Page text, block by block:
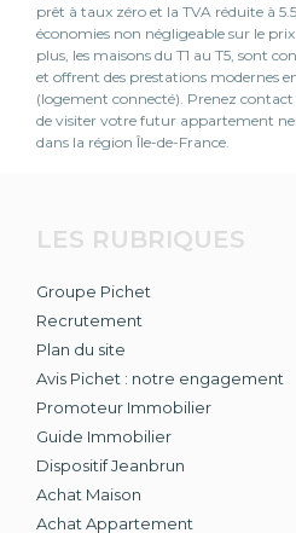
prêt à taux zéro et la TVA réduite à
économies non négligeable sur le
plus, les maisons du T1 au T5, sont
et offrent des prestations modernes
(logement connecté). Prenez
de visiter votre futur appartement
dans la région Île-de-France.
LES RUBRIQUES
Groupe Pichet
Recrutement
Plan du site
Avis Pichet : notre engagement
Promoteur Immobilier
Guide Immobilier
Dispositif Jeanbrun
Achat Maison
Achat Appartement